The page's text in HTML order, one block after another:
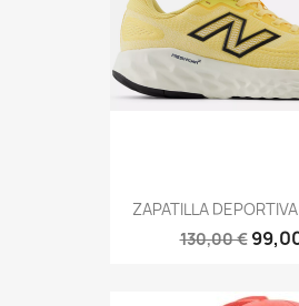
ZAPATILLA
130,00 €